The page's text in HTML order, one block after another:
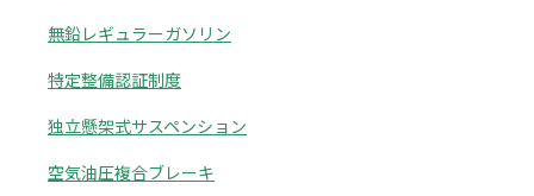
無鉛レギュラーガソリン
特定整備認証制度
独立懸架式サスペンション
空気油圧複合ブレーキ